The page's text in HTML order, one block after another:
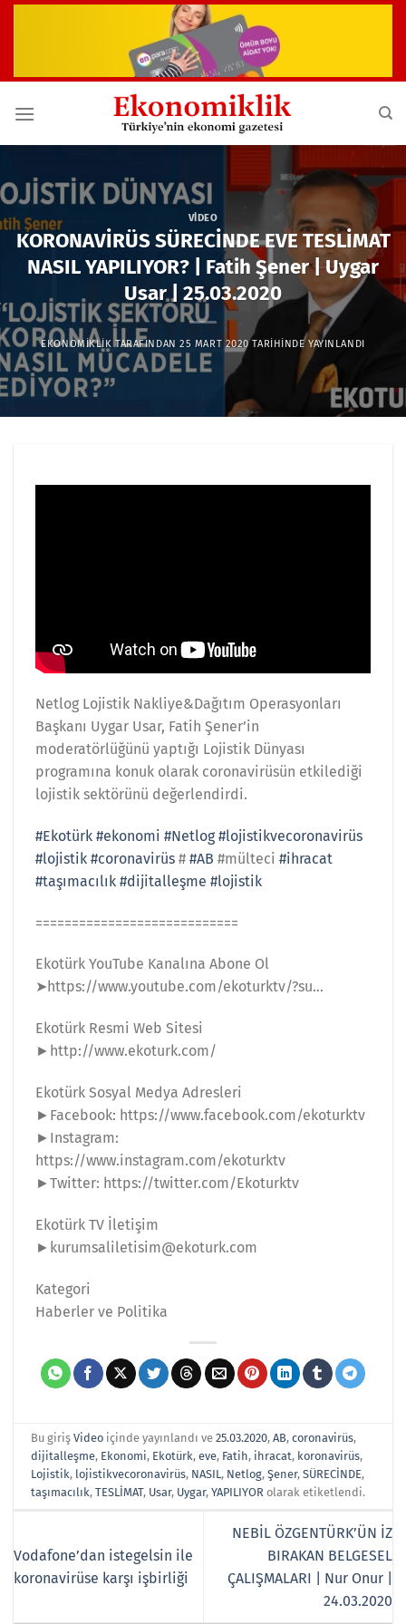
VIDEO
KORONAVİRÜS SÜRECİNDE EVE TESLİMAT
NASIL YAPILIYOR? | Fatih Şener | Uygar
Usar | 25.03.2020
EKONOMIKLIKTARAFINDAN 25 MART 2020TARIHINDE YAYINLANDI
Netlog Lojistik Nakliye&Dağıtım Operasyonları
Başkanı Uygar Usar, Fatih Şener’in
moderatörlüğünü yaptığı Lojistik Dünyası
programına konuk olarak coronavirüsün etkilediği
lojistik sektörünü değerlendirdi.
#Ekotürk #ekonomi #Netlog #lojistikvecoronavirüs
#lojistik #coronavirüs # #AB #mülteci #ihracat
#taşımacılık #dijitalleşme #lojistik
============================
Ekotürk YouTube Kanalına Abone Ol
➤https://www.youtube.com/ekoturktv/?su…
Ekotürk Resmi Web Sitesi
►http://www.ekoturk.com/
Ekotürk Sosyal Medya Adresleri
►Facebook: https://www.facebook.com/ekoturktv
►Instagram:
https://www.instagram.com/ekoturktv
►Twitter: https://twitter.com/Ekoturktv
Ekotürk TV İletişim
►kurumsaliletisim@ekoturk.com
Kategori
Haberler ve Politika
Bu girişVideo içinde yayınlandı ve25.03.2020,AB,coronavirüs,
dijitalleşme, Ekonomi, Ekotürk,eve, Fatih, ihracat, koronavirüs,
Lojistik, lojistikvecoronavirüs, NASIL, Netlog,Şener,SÜRECİNDE,
taşımacılık,TESLİMAT, Usar, Uygar,YAPILIYOR olarak etiketlendi.
Vodafone’dan istegelsin ile
koronavirüse karşı işbirliği
NEBİL ÖZGENTÜRK’ÜN İZ
BIRAKAN BELGESEL
ÇALIŞMALARI | Nur Onur |
24.03.2020